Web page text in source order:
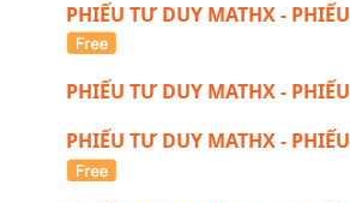
PHIẾU TƯ DUY MATHX -
PHIẾU TƯ DUY MATHX -
PHIẾU TƯ DUY MATHX -